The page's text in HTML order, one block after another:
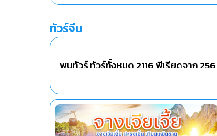
ทัวร์จีน
พบทัวร์ ทัวร์ทั้งหมด 2116พีเรียดจาก 256